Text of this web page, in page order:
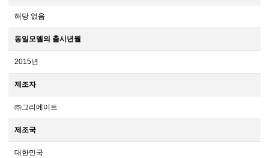
해당 없음
동일모델의 출시년월
2015년
제조자
㈜그리에이트
제조국
대한민국